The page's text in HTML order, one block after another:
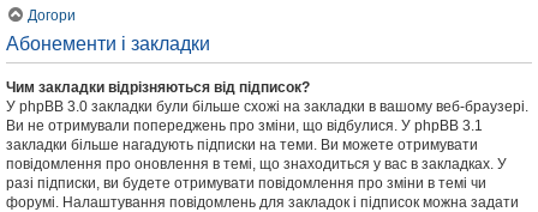
Догори
Абонементи і закладки
Чим закладки відрізняються від підписок?
У phpBB 3.0 закладки були більше схожі на закладки в вашому веб-браузері.
Ви не отримували попереджень про зміни, що відбулися. У phpBB 3.1
закладки більше нагадують підписки на теми. Ви можете отримувати
повідомлення про оновлення в темі, що знаходиться у вас в закладках. У
разі підписки, ви будете отримувати повідомлення про зміни в темі чи
форумі. Налаштування повідомлень для закладок і підписок можна задати